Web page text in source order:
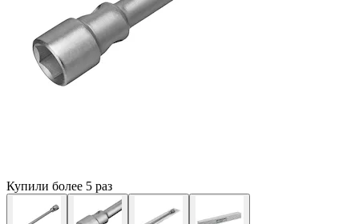
Купили более 5 раз